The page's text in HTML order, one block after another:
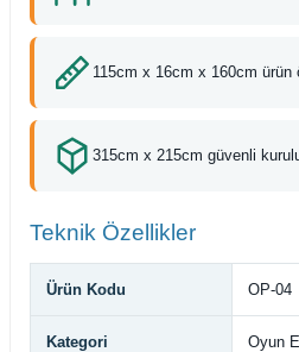
115cm x 16cm x 160cm ürün
315cm x 215cm güvenli
Teknik Özellikler
Ürün Kodu OP-04
Kategori Oyun